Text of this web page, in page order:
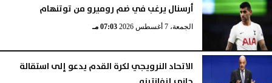
أرسنال يرغب في ضم روميرو من توتنهام
الجمعة، 7 أغسطس 2026 07:03 مـ
الاتحاد النرويجي لكرة القدم يدعو إلى استقالة